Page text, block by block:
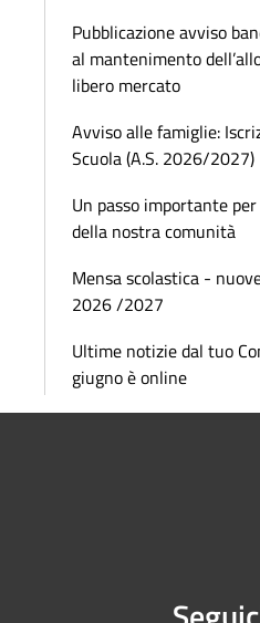
Pubblicazione avviso
al mantenimento
libero mercato
Avviso alle famiglie:
Scuola (A.S. 2026/2027)
Un passo importante
della nostra comunità
Mensa scolastica -
2026 /2027
Ultime notizie dal tuo
giugno è online